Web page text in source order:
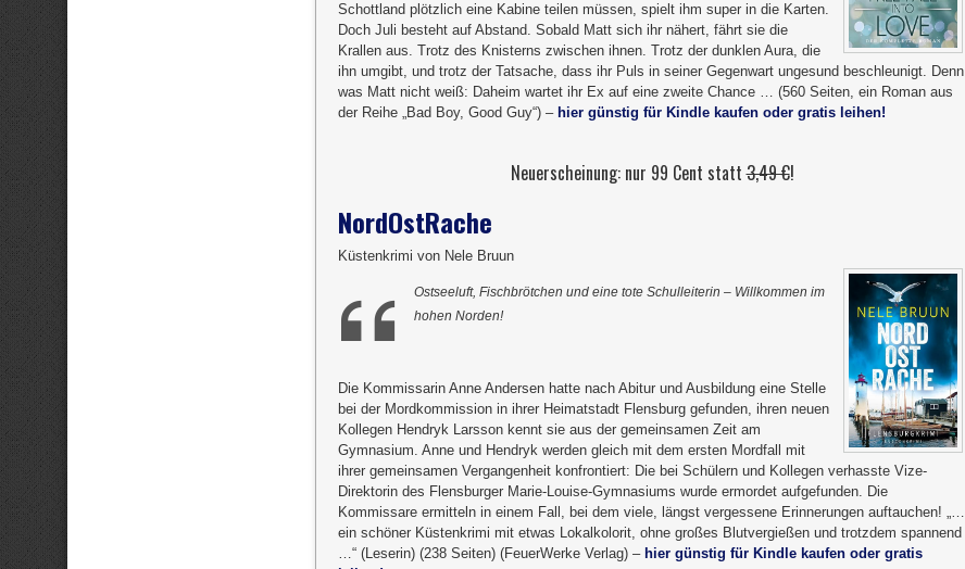
Schottland plötzlich eine Kabine teilen müssen, spielt ihm super in die Karten.
Doch Juli besteht auf Abstand. Sobald Matt sich ihr nähert, fährt sie die
Krallen aus. Trotz des Knisterns zwischen ihnen. Trotz der dunklen Aura, die
ihn umgibt, und trotz der Tatsache, dass ihr Puls in seiner Gegenwart ungesund beschleunigt. Denn
was Matt nicht weiß: Daheim wartet ihr Ex auf eine zweite Chance … (560 Seiten, ein Roman aus
der Reihe „Bad Boy, Good Guy“) – hier günstig für Kindle kaufen oder gratis leihen!
Neuerscheinung: nur 99 Cent statt3,49 €!
NordOstRache
Küstenkrimi von Nele Bruun
Ostseeluft, Fischbrötchen und eine tote Schulleiterin – Willkommen im
hohen Norden!
Die Kommissarin Anne Andersen hatte nach Abitur und Ausbildung eine Stelle
bei der Mordkommission in ihrer Heimatstadt Flensburg gefunden, ihren neuen
Kollegen Hendryk Larsson kennt sie aus der gemeinsamen Zeit am
Gymnasium. Anne und Hendryk werden gleich mit dem ersten Mordfall mit
ihrer gemeinsamen Vergangenheit konfrontiert: Die bei Schülern und Kollegen verhasste Vize-
Direktorin des Flensburger Marie-Louise-Gymnasiums wurde ermordet aufgefunden. Die
Kommissare ermitteln in einem Fall, bei dem viele, längst vergessene Erinnerungen auftauchen! „…
ein schöner Küstenkrimi mit etwas Lokalkolorit, ohne großes Blutvergießen und trotzdem spannend
…“ (Leserin) (238 Seiten) (FeuerWerke Verlag) – hier günstig für Kindle kaufen oder gratis